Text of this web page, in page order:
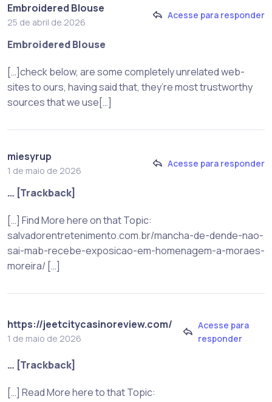
Embroidered Blouse
25 de abril de 2026
Acesse para responder
Embroidered Blouse
[…]check below, are some completely unrelated web-
sites to ours, having said that, they’re most trustworthy
sources that we use[…]
miesyrup
1 de maio de 2026
Acesse para responder
… [Trackback]
[…] Find More here on that Topic:
salvadorentretenimento.com.br/mancha-de-dende-nao-
sai-mab-recebe-exposicao-em-homenagem-a-moraes-
moreira/ […]
https://jeetcitycasinoreview.com/
1 de maio de 2026
Acesse para
responder
… [Trackback]
[…] Read More here to that Topic: